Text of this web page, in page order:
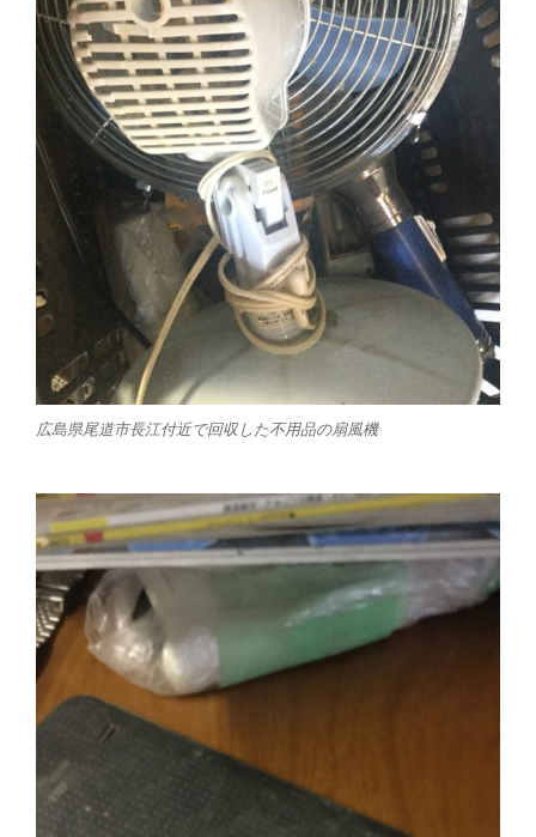
広島県尾道市長江付近で回収した不用品の扇風機